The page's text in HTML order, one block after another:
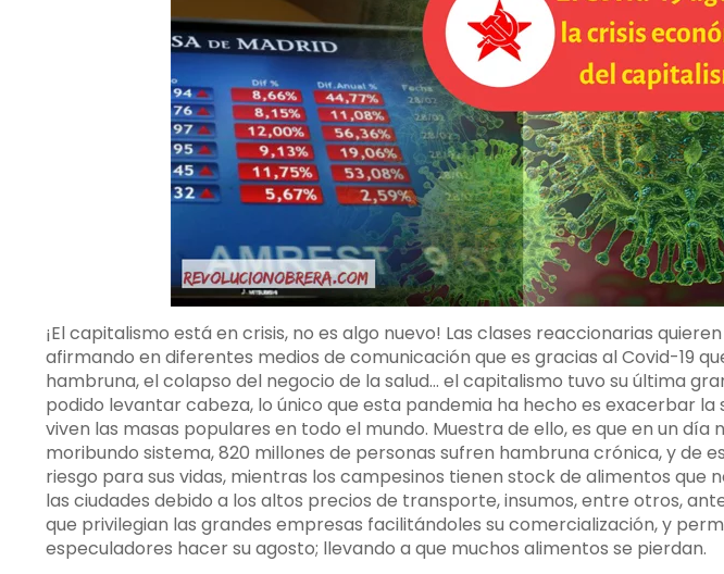
¡El capitalismo está en crisis, no es algo nuevo! Las clases reaccionarias
afirmando en diferentes medios de comunicación que es gracias al Covid-19
hambruna, el colapso del negocio de la salud… el capitalismo tuvo su última
podido levantar cabeza, lo único que esta pandemia ha hecho es exacerbar la
viven las masas populares en todo el mundo. Muestra de ello, es que en un día
moribundo sistema, 820 millones de personas sufren hambruna crónica, y de
riesgo para sus vidas, mientras los campesinos tienen stock de alimentos que
las ciudades debido a los altos precios de transporte, insumos, entre otros,
que privilegian las grandes empresas facilitándoles su comercialización, y
especuladores hacer su agosto; llevando a que muchos alimentos se pierdan.